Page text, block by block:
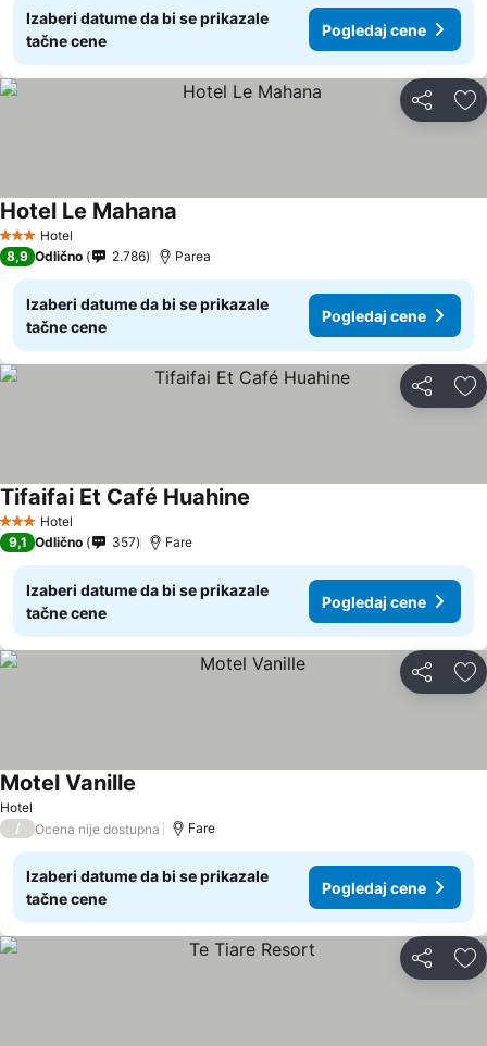
Izaberi datume da bi se prikazale
tačne cene
Pogledaj cene
Deli
3 Zvezdice
Hotel
Hotel Le Mahana
8,9 Odlično 2.786 Parea
Izaberi datume da bi se prikazale
tačne cene
Pogledaj cene
Deli
3 Zvezdice
Hotel
Tifaifai Et Café Huahine
9,1 Odlično 357 Fare
Izaberi datume da bi se prikazale
tačne cene
Pogledaj cene
Deli
Hotel
Motel Vanille
/ Ocena nije dostupna Fare
Izaberi datume da bi se prikazale
tačne cene
Pogledaj cene
Deli